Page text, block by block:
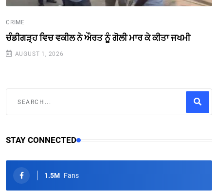
CRIME
ਚੰਡੀਗੜ੍ਹ ਵਿਚ ਵਕੀਲ ਨੇ ਔਰਤ ਨੂੰ ਗੋਲੀ ਮਾਰ ਕੇ ਕੀਤਾ ਜਖਮੀ
AUGUST 1, 2026
STAY CONNECTED
1.5M Fans